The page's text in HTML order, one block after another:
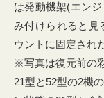
は発動機架(エン
み付けられると見
ウントに固定され
※写真は復元前の
21型と52型の2機